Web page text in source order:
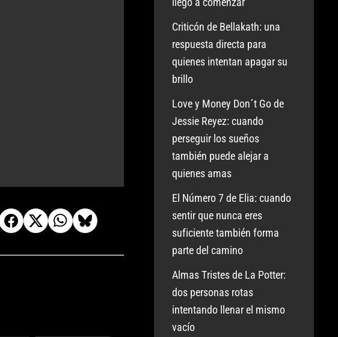
Criticón de Bellakath: una
respuesta directa para
quienes intentan apagar su
brillo
Love y Money Don´t Go de
Jessie Reyez: cuando
perseguir los sueños
también puede alejar a
quienes amas
El Número 7 de Elia: cuando
sentir que nunca eres
suficiente también forma
parte del camino
Almas Tristes de La Potter:
dos personas rotas
intentando llenar el mismo
vacío